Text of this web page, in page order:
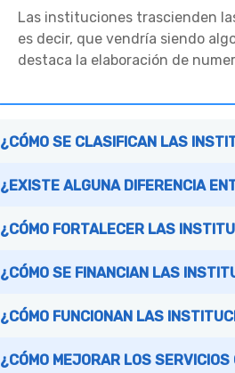
Las instituciones trascienden
es decir, que vendría siendo
destaca la elaboración de
¿CÓMO SE CLASIFICAN LAS
¿EXISTE ALGUNA DIFERENCIA
¿CÓMO FORTALECER LAS
¿CÓMO SE FINANCIAN LAS
¿CÓMO FUNCIONAN LAS
¿CÓMO MEJORAR LOS